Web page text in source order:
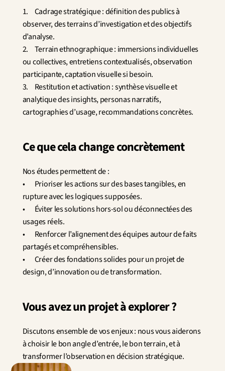
1.	Cadrage stratégique : définition des publics à
observer, des terrains d’investigation et des objectifs
d’analyse.
2.	Terrain ethnographique : immersions individuelles
ou collectives, entretiens contextualisés, observation
participante, captation visuelle si besoin.
3.	Restitution et activation : synthèse visuelle et
analytique des insights, personas narratifs,
cartographies d’usage, recommandations concrètes.
Ce que cela change concrètement
Nos études permettent de :
•	Prioriser les actions sur des bases tangibles, en
rupture avec les logiques supposées.
•	Éviter les solutions hors-sol ou déconnectées des
usages réels.
•	Renforcer l’alignement des équipes autour de faits
partagés et compréhensibles.
•	Créer des fondations solides pour un projet de
design, d’innovation ou de transformation.
Vous avez un projet à explorer ?
Discutons ensemble de vos enjeux : nous vous aiderons
à choisir le bon angle d’entrée, le bon terrain, et à
transformer l’observation en décision stratégique.